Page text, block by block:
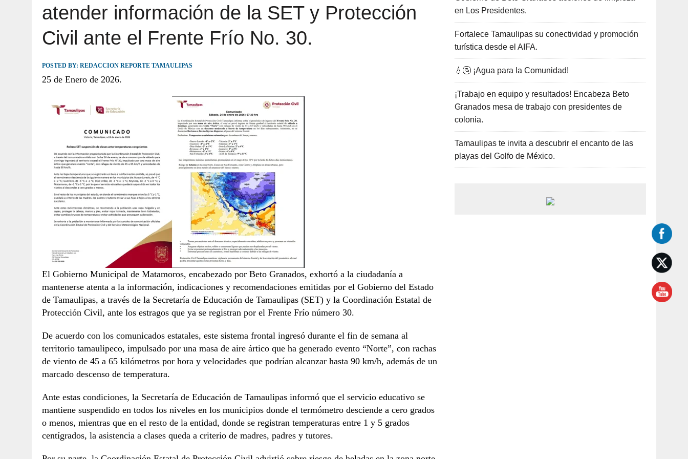
JULIO 30, 2026 | TAMAULIPAS TE INVITA A DESCUBRIR EL ENCANTO DE LAS PLAYAS DEL GOLFO DE MÉXICO.
atender información de la SET y Protección
Civil ante el Frente Frío No. 30.
POSTED BY: REDACCION REPORTE TAMAULIPAS
25 de Enero de 2026.
El Gobierno Municipal de Matamoros, encabezado por Beto Granados, exhortó a la ciudadanía a
mantenerse atenta a la información, indicaciones y recomendaciones emitidas por el Gobierno del Estado
de Tamaulipas, a través de la Secretaría de Educación de Tamaulipas (SET) y la Coordinación Estatal de
Protección Civil, ante los estragos que ya se registran por el Frente Frío número 30.
De acuerdo con los comunicados estatales, este sistema frontal ingresó durante el fin de semana al
territorio tamaulipeco, impulsado por una masa de aire ártico que ha generado evento “Norte”, con rachas
de viento de 45 a 65 kilómetros por hora y velocidades que podrían alcanzar hasta 90 km/h, además de un
marcado descenso de temperatura.
Ante estas condiciones, la Secretaría de Educación de Tamaulipas informó que el servicio educativo se
mantiene suspendido en todos los niveles en los municipios donde el termómetro desciende a cero grados
o menos, mientras que en el resto de la entidad, donde se registran temperaturas entre 1 y 5 grados
centígrados, la asistencia a clases queda a criterio de madres, padres y tutores.
en Los Presidentes.
Fortalece Tamaulipas su conectividad y promoción
turística desde el AIFA.
💧🚰 ¡Agua para la Comunidad!
¡Trabajo en equipo y resultados! Encabeza Beto
Granados mesa de trabajo con presidentes de
colonia.
Tamaulipas te invita a descubrir el encanto de las
playas del Golfo de México.